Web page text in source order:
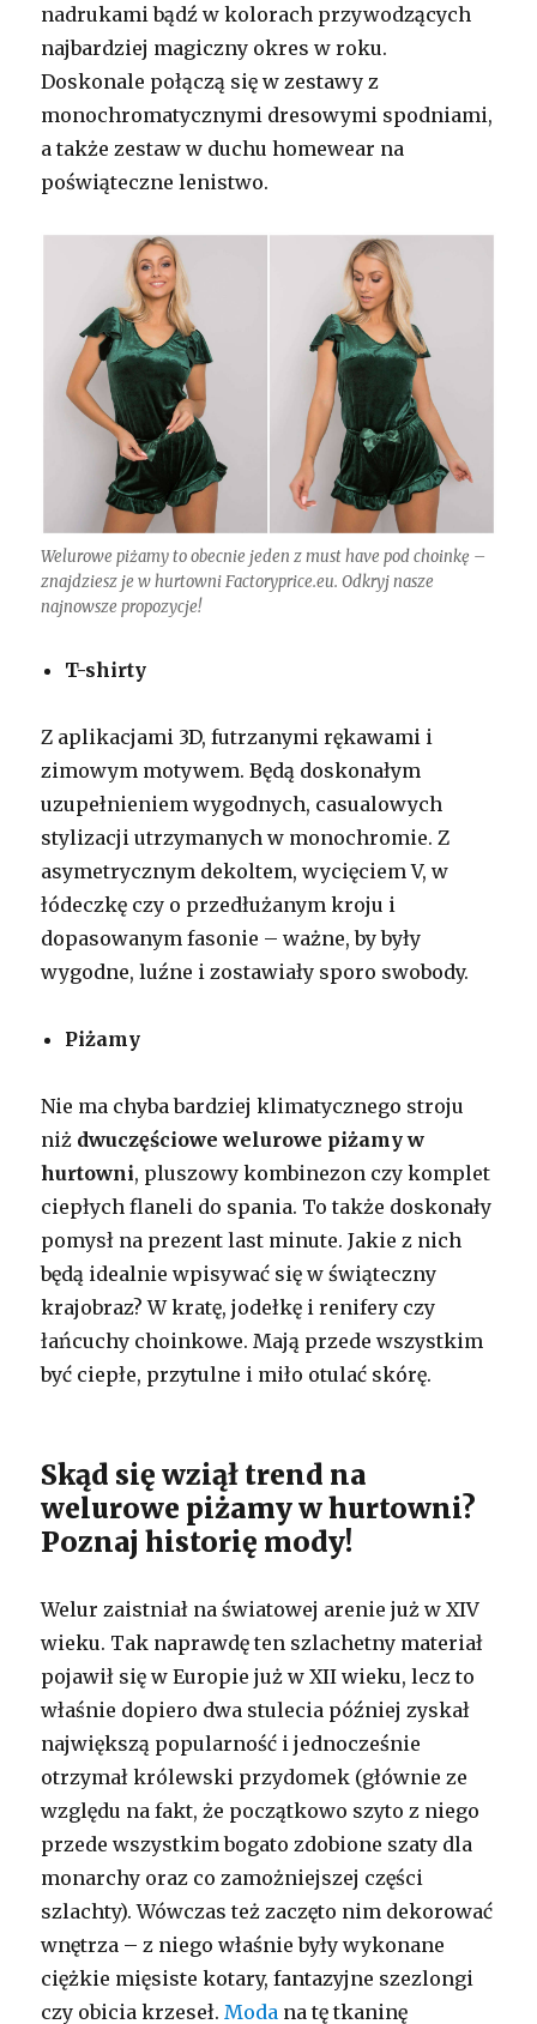
nadrukami bądź w kolorach przywodzących
najbardziej magiczny okres w roku.
Doskonale połączą się w zestawy z
monochromatycznymi dresowymi spodniami,
a także zestaw w duchu homewear na
poświąteczne lenistwo.
Welurowe piżamy to obecnie jeden z must have pod choinkę –
znajdziesz je w hurtowni Factoryprice.eu. Odkryj nasze
najnowsze propozycje!
T-shirty
Z aplikacjami 3D, futrzanymi rękawami i
zimowym motywem. Będą doskonałym
uzupełnieniem wygodnych, casualowych
stylizacji utrzymanych w monochromie. Z
asymetrycznym dekoltem, wycięciem V, w
łódeczkę czy o przedłużanym kroju i
dopasowanym fasonie – ważne, by były
wygodne, luźne i zostawiały sporo swobody.
Piżamy
Nie ma chyba bardziej klimatycznego stroju
niż dwuczęściowe welurowe piżamy w
hurtowni, pluszowy kombinezon czy komplet
ciepłych flaneli do spania. To także doskonały
pomysł na prezent last minute. Jakie z nich
będą idealnie wpisywać się w świąteczny
krajobraz? W kratę, jodełkę i renifery czy
łańcuchy choinkowe. Mają przede wszystkim
być ciepłe, przytulne i miło otulać skórę.
Skąd się wziął trend na
welurowe piżamy w hurtowni?
Poznaj historię mody!
Welur zaistniał na światowej arenie już w XIV
wieku. Tak naprawdę ten szlachetny materiał
pojawił się w Europie już w XII wieku, lecz to
właśnie dopiero dwa stulecia później zyskał
największą popularność i jednocześnie
otrzymał królewski przydomek (głównie ze
względu na fakt, że początkowo szyto z niego
przede wszystkim bogato zdobione szaty dla
monarchy oraz co zamożniejszej części
szlachty). Wówczas też zaczęto nim dekorować
wnętrza – z niego właśnie były wykonane
ciężkie mięsiste kotary, fantazyjne szezlongi
czy obicia krzeseł. Moda na tę tkaninę